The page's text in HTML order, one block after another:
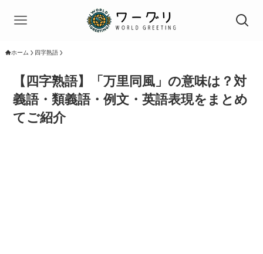
ホーム 四字熟語
【四字熟語】「万里同風」の意味は？対
義語・類義語・例文・英語表現をまとめ
てご紹介